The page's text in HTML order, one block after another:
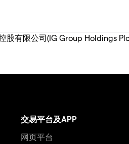
股有限公司(IG Group Holdings
交易平台及APP
网页平台